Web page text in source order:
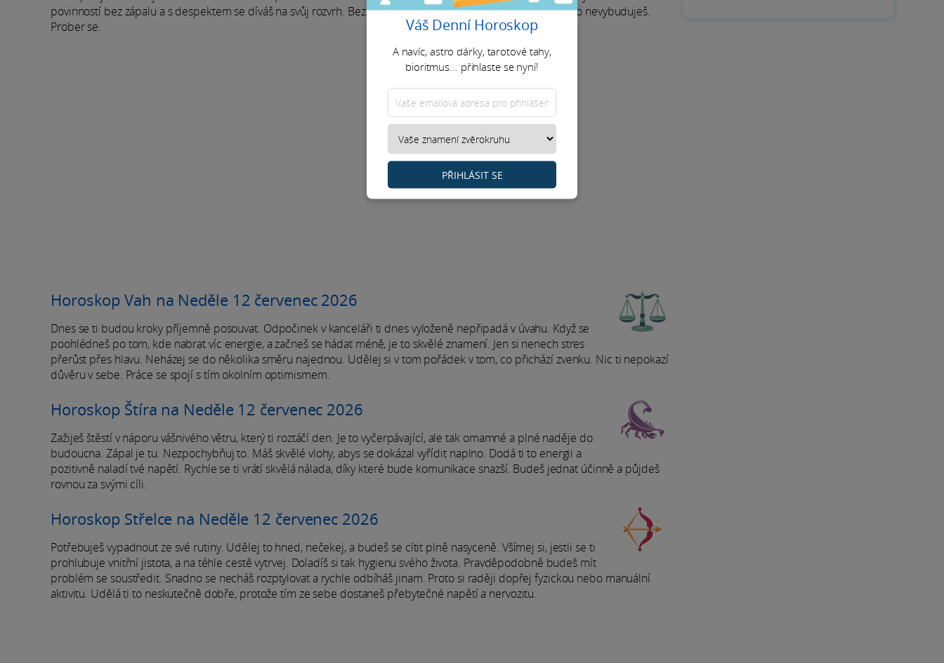
povinností bez zápalu a s despektem se díváš na svůj rozvrh. Bez jiskry, která hýbe světem, ale nic pořádného nevybuduješ.
Prober se.
Horoskop Vah na Neděle 12 červenec 2026
Dnes se ti budou kroky příjemně posouvat. Odpočinek v kanceláři ti dnes vyloženě nepřipadá v úvahu. Když se
poohlédneš po tom, kde nabrat víc energie, a začneš se hádat méně, je to skvělé znamení. Jen si nenech stres
přerůst přes hlavu. Neházej se do několika směru najednou. Udělej si v tom pořádek v tom, co přichází zvenku. Nic ti nepokazí
důvěru v sebe. Práce se spojí s tím okolním optimismem.
Horoskop Štíra na Neděle 12 červenec 2026
Zažiješ štěstí v náporu vášnivého větru, který ti roztáčí den. Je to vyčerpávající, ale tak omamné a plné naděje do
budoucna. Zápal je tu. Nezpochybňuj to. Máš skvělé vlohy, abys se dokázal vyřídit naplno. Dodá ti to energii a
pozitivně naladí tvé napětí. Rychle se ti vrátí skvělá nálada, díky které bude komunikace snazší. Budeš jednat účinně a půjdeš
rovnou za svými cíli.
Horoskop Střelce na Neděle 12 červenec 2026
Potřebuješ vypadnout ze své rutiny. Udělej to hned, nečekej, a budeš se cítit plně nasyceně. Všímej si, jestli se ti
prohlubuje vnitřní jistota, a na téhle cestě vytrvej. Doladíš si tak hygienu svého života. Pravděpodobně budeš mít
problém se soustředit. Snadno se necháš rozptylovat a rychle odbíháš jinam. Proto si raději dopřej fyzickou nebo manuální
aktivitu. Udělá ti to neskutečně dobře, protože tím ze sebe dostaneš přebytečné napětí a nervozitu.
Váš Denní Horoskop
A navíc, astro dárky, tarotové tahy,
bioritmus... přihlaste se nyní!
PŘIHLÁSIT SE